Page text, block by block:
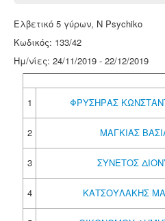
Ελβετικό 5 γύρων, N Psychiko
Κωδικός: 133/42
Ημ/νίες: 24/11/2019 - 22/12/2019
1
ΦΡΥΣΗΡΑΣ
2 ΜΑΓΚΙΑΣ
3 ΣΥΝΕΤΟΣ
4 ΚΑΤΣΟΥΛΑΚΗΣ